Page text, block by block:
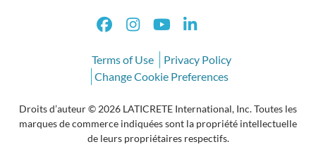
Terms of Use
Privacy Policy
Change Cookie Preferences
Droits d’auteur © 2026 LATICRETE International, Inc. Toutes les
marques de commerce indiquées sont la propriété intellectuelle
de leurs propriétaires respectifs.